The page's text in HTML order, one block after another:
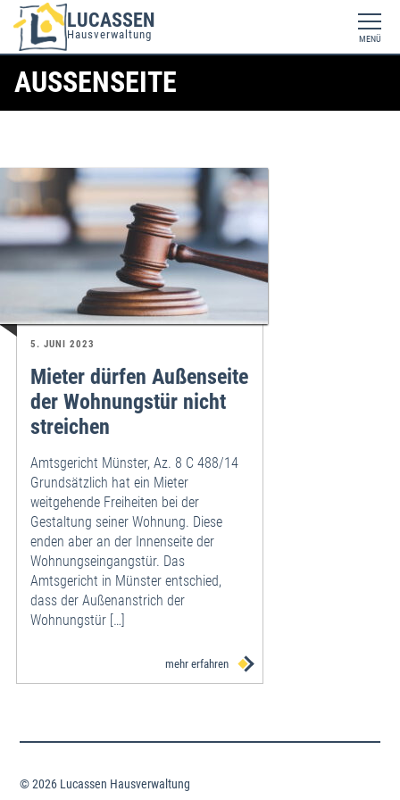
LUCASSEN
Hausverwaltung MENÜ
AUSSENSEITE
5. JUNI 2023
Mieter dürfen Außenseite
der Wohnungstür nicht
streichen
Amtsgericht Münster, Az. 8 C 488/14
Grundsätzlich hat ein Mieter
weitgehende Freiheiten bei der
Gestaltung seiner Wohnung. Diese
enden aber an der Innenseite der
Wohnungseingangstür. Das
Amtsgericht in Münster entschied,
dass der Außenanstrich der
Wohnungstür […]
mehr erfahren
© 2026 Lucassen Hausverwaltung